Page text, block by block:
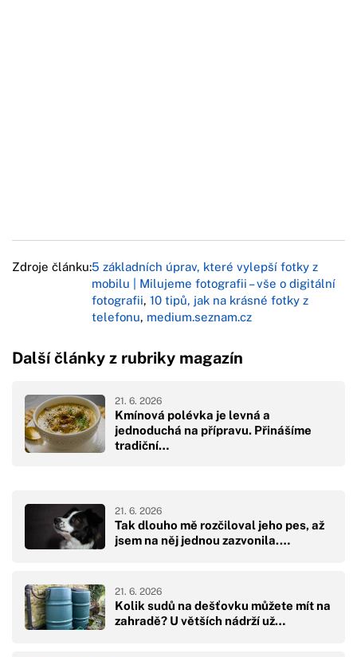
Zdroje článku:5 základních úprav, které vylepší fotky z
mobilu | Milujeme fotografii – vše o digitální
fotografii, 10 tipů, jak na krásné fotky z
telefonu, medium.seznam.cz
Další články z rubriky magazín
Kmínová polévka je levná a
jednoduchá na přípravu. Přinášíme
tradiční…
21. 6. 2026
Tak dlouho mě rozčiloval jeho pes, až
jsem na něj jednou zazvonila.…
21. 6. 2026
Kolik sudů na dešťovku můžete mít na
zahradě? U větších nádrží už…
21. 6. 2026